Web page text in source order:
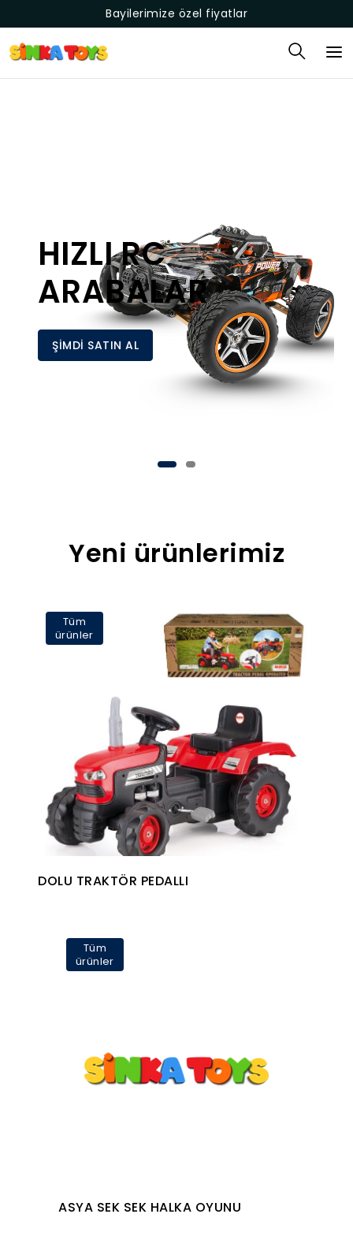
Bayilerimize özel fiyatlar
HIZLI RC
ARABALAR
ŞİMDİ SATIN AL
Yeni ürünlerimiz
Tüm
ürünler
DOLU TRAKTÖR PEDALLI
Tüm
ürünler
ASYA SEK SEK HALKA OYUNU